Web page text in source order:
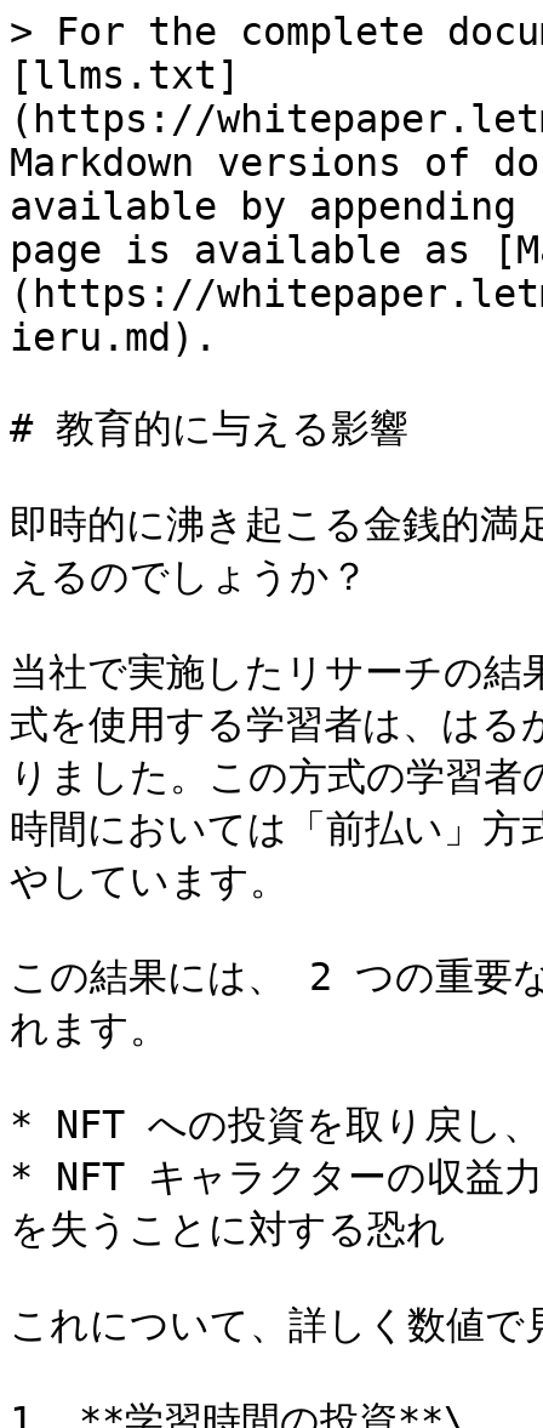
> For the complete
[llms.txt]
(https://
Markdown versions of
available by
page is available as
(https://
ieru.md).
# 教育的に与える影響
即時的に沸き起こる金銭的満
えるのでしょうか？
当社で実施したリサーチの
式を使用する学習者は、は
りました。この方式の学習
時間においては「前払い」
やしています。
この結果には、 2 つの重要
れます。
* NFT への投資を取り戻し
* NFT キャラクターの収益
を失うことに対する恐れ
これについて、詳しく数値で